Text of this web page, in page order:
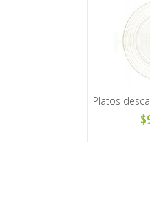
Platos
blancos